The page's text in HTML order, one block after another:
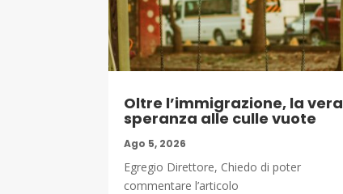
Oltre l’immigrazione, la vera
speranza alle culle vuote
Ago 5, 2026
Egregio Direttore, Chiedo di poter
commentare l’articolo